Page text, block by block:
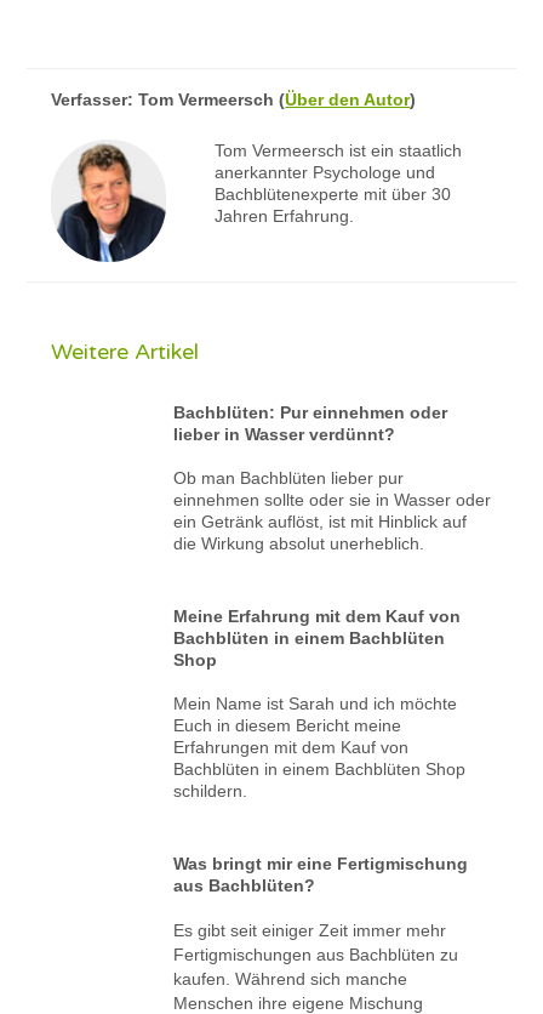
Verfasser:Tom Vermeersch (Über den Autor)
Tom Vermeersch ist ein staatlich
anerkannter Psychologe und
Bachblütenexperte mit über 30
Jahren Erfahrung.
Weitere Artikel
Bachblüten: Pur einnehmen oder
lieber in Wasser verdünnt?
Ob man Bachblüten lieber pur
einnehmen sollte oder sie in Wasser oder
ein Getränk auflöst, ist mit Hinblick auf
die Wirkung absolut unerheblich.
Meine Erfahrung mit dem Kauf von
Bachblüten in einem Bachblüten
Shop
Mein Name ist Sarah und ich möchte
Euch in diesem Bericht meine
Erfahrungen mit dem Kauf von
Bachblüten in einem Bachblüten Shop
schildern.
Was bringt mir eine Fertigmischung
aus Bachblüten?
Es gibt seit einiger Zeit immer mehr
Fertigmischungen aus Bachblüten zu
kaufen. Während sich manche
Menschen ihre eigene Mischung